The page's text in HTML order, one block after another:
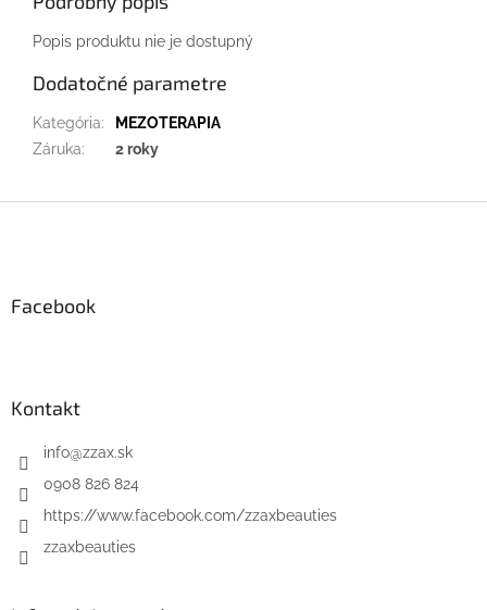
Popis produktu nie je dostupný
Dodatočné parametre
Kategória:
MEZOTERAPIA
Záruka: 2 roky
Facebook
Kontakt
info@zzax.sk
0908 826 824
https://www.facebook.com/zzaxbeauties
zzaxbeauties